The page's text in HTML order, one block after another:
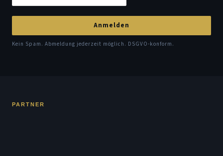
Anmelden
Kein Spam. Abmeldung jederzeit möglich. DSGVO-konform.
PARTNER